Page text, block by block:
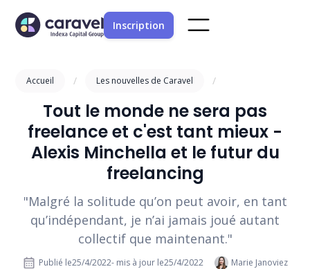
Inscription
Accueil / Les nouvelles de Caravel /
Tout le monde ne sera pas
freelance et c'est tant mieux -
Alexis Minchella et le futur du
freelancing
"Malgré la solitude qu’on peut avoir, en tant
qu’indépendant, je n’ai jamais joué autant
collectif que maintenant."
Publié le25/4/2022- mis à jour le25/4/2022
Marie Janoviez